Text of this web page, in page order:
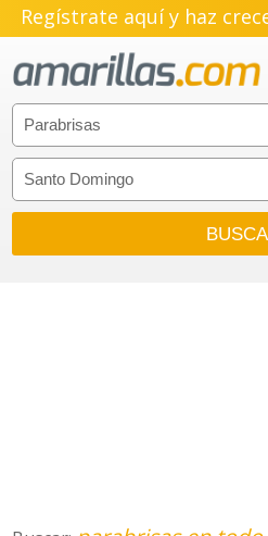
Regístrate aquí y haz